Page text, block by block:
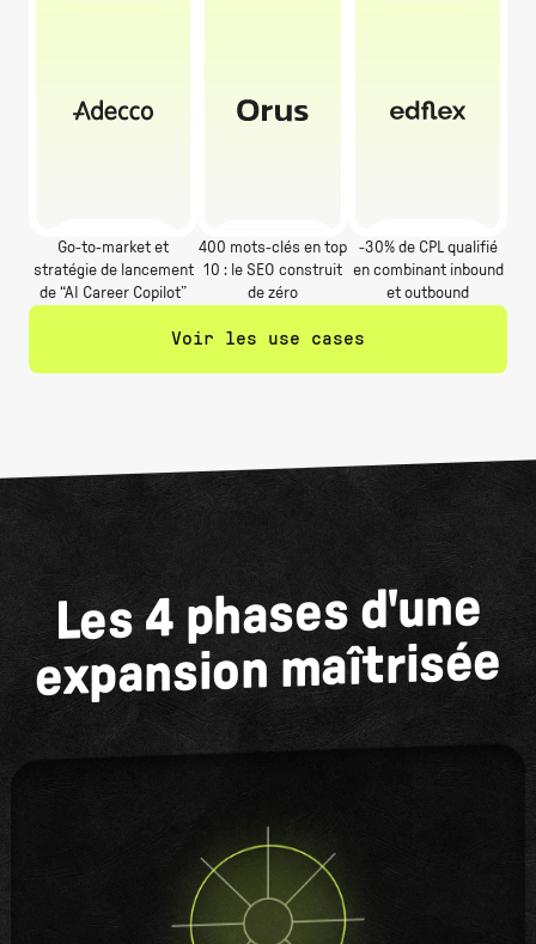
Go-to-market et
stratégie de lancement
de “AI Career Copilot”
400 mots-clés en top
10 : le SEO construit
de zéro
-30% de CPL qualifié
en combinant inbound
et outbound
Voir les use cases
Les 4 phases d'une
expansion maîtrisée